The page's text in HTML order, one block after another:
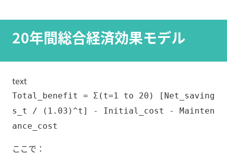
20年間総合経済効果モデル
text
Total_benefit = Σ(t=1 to 20) [Net_saving
s_t / (1.03)^t] - Initial_cost - Mainten
ance_cost
ここで：